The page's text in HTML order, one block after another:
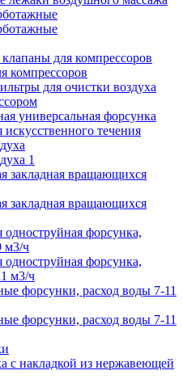
для компрессоров
компрессоров
для очистки воздуха
универсальная форсунка
течения
1
закладная вращающихся
закладная вращающихся
форсунка,
м3/ч
форсунка,
м3/ч
форсунки, расход воды 7-11
форсунки, расход воды 7-11
с накладкой из нержавеющей